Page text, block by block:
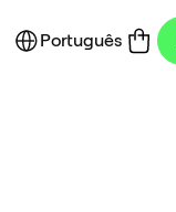
Português